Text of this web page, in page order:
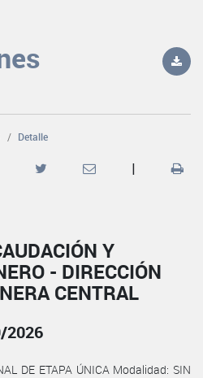
Detalle
|
Y
- DIRECCIÓN
CENTRAL
2026
DE ETAPA ÚNICA Modalidad: SIN